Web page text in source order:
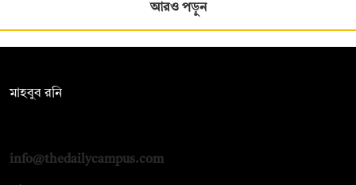
আরও পড়ুন
মাহবুব রনি
info@thedailycampus.com